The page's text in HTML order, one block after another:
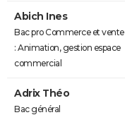
Abich Ines
Bac pro Commerce et vente
: Animation, gestion espace
commercial
Adrix Théo
Bac général